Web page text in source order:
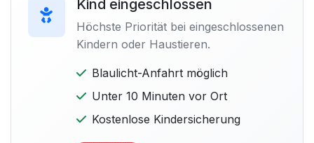
Kind eingeschlossen
Höchste Priorität bei eingeschlossenen
Kindern oder Haustieren.
Blaulicht-Anfahrt möglich
Unter 10 Minuten vor Ort
Kostenlose Kindersicherung